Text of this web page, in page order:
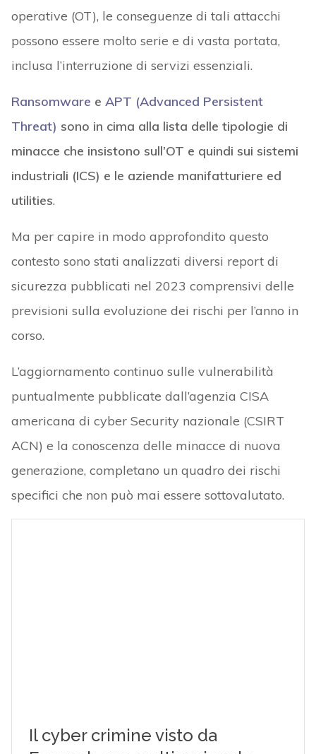
operative (OT), le conseguenze di tali attacchi
possono essere molto serie e di vasta portata,
inclusa l’interruzione di servizi essenziali.
Ransomware e APT (Advanced Persistent
Threat) sono in cima alla lista delle tipologie di
minacce che insistono sull’OT e quindi sui sistemi
industriali (ICS) e le aziende manifatturiere ed
utilities.
Ma per capire in modo approfondito questo
contesto sono stati analizzati diversi report di
sicurezza pubblicati nel 2023 comprensivi delle
previsioni sulla evoluzione dei rischi per l’anno in
corso.
L’aggiornamento continuo sulle vulnerabilità
puntualmente pubblicate dall’agenzia CISA
americana di cyber Security nazionale (CSIRT
ACN) e la conoscenza delle minacce di nuova
generazione, completano un quadro dei rischi
specifici che non può mai essere sottovalutato.